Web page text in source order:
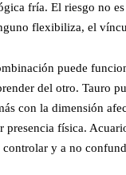
fría. El riesgo no
flexibiliza, el
puede
del otro. Tauro
con la dimensión
física.
y a no